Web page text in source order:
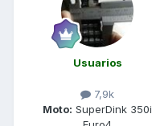
Usuarios
7,9k
Moto: SuperDink 350i